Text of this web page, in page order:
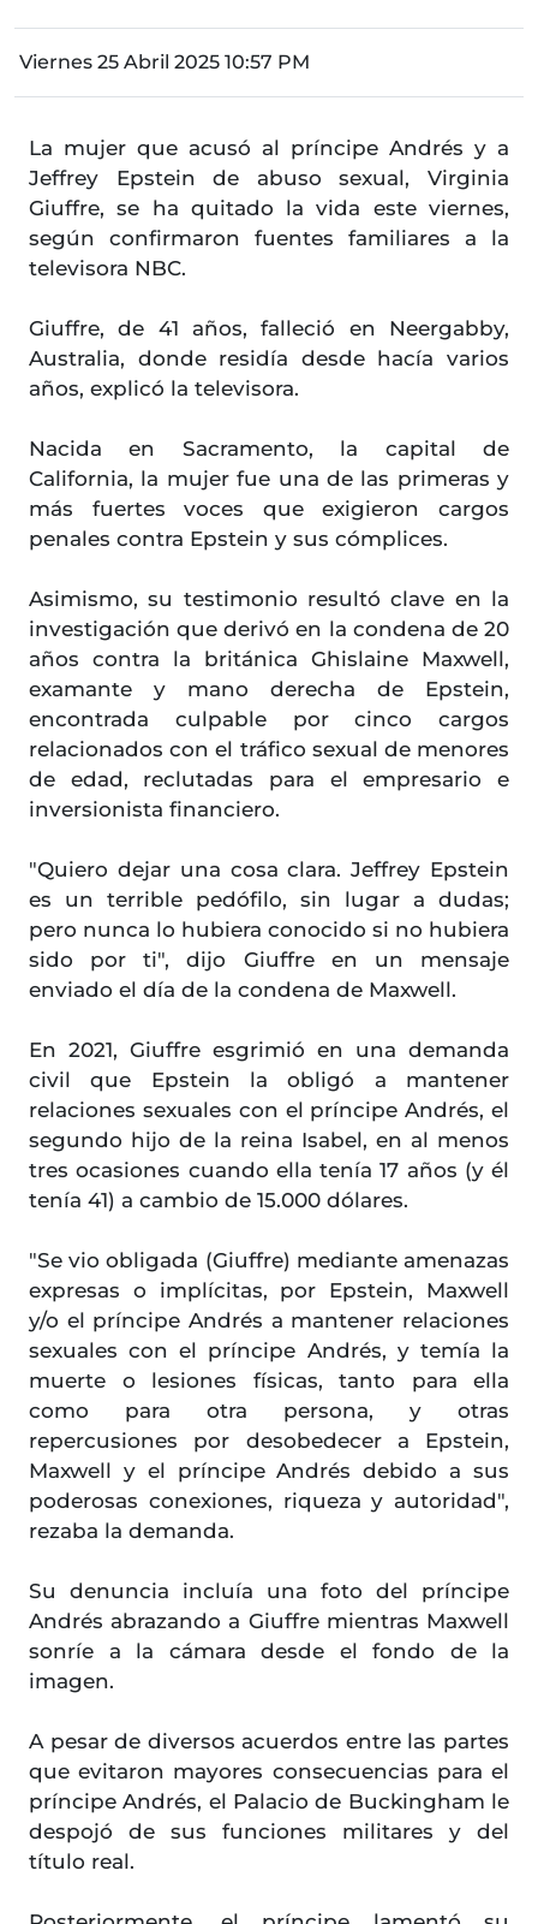
Viernes 25 Abril 2025 10:57 PM
La mujer que acusó al príncipe Andrés y a
Jeffrey Epstein de abuso sexual, Virginia
Giuffre, se ha quitado la vida este viernes,
según confirmaron fuentes familiares a la
televisora NBC.
Giuffre, de 41 años, falleció en Neergabby,
Australia, donde residía desde hacía varios
años, explicó la televisora.
Nacida en Sacramento, la capital de
California, la mujer fue una de las primeras y
más fuertes voces que exigieron cargos
penales contra Epstein y sus cómplices.
Asimismo, su testimonio resultó clave en la
investigación que derivó en la condena de 20
años contra la británica Ghislaine Maxwell,
examante y mano derecha de Epstein,
encontrada culpable por cinco cargos
relacionados con el tráfico sexual de menores
de edad, reclutadas para el empresario e
inversionista financiero.
"Quiero dejar una cosa clara. Jeffrey Epstein
es un terrible pedófilo, sin lugar a dudas;
pero nunca lo hubiera conocido si no hubiera
sido por ti", dijo Giuffre en un mensaje
enviado el día de la condena de Maxwell.
En 2021, Giuffre esgrimió en una demanda
civil que Epstein la obligó a mantener
relaciones sexuales con el príncipe Andrés, el
segundo hijo de la reina Isabel, en al menos
tres ocasiones cuando ella tenía 17 años (y él
tenía 41) a cambio de 15.000 dólares.
"Se vio obligada (Giuffre) mediante amenazas
expresas o implícitas, por Epstein, Maxwell
y/o el príncipe Andrés a mantener relaciones
sexuales con el príncipe Andrés, y temía la
muerte o lesiones físicas, tanto para ella
como para otra persona, y otras
repercusiones por desobedecer a Epstein,
Maxwell y el príncipe Andrés debido a sus
poderosas conexiones, riqueza y autoridad",
rezaba la demanda.
Su denuncia incluía una foto del príncipe
Andrés abrazando a Giuffre mientras Maxwell
sonríe a la cámara desde el fondo de la
imagen.
A pesar de diversos acuerdos entre las partes
que evitaron mayores consecuencias para el
príncipe Andrés, el Palacio de Buckingham le
despojó de sus funciones militares y del
título real.